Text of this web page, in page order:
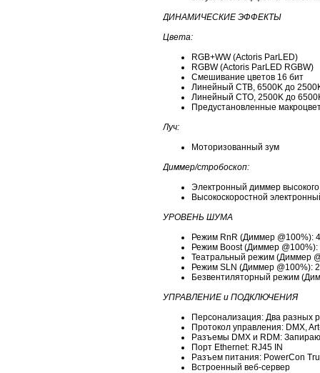
ДИНАМИЧЕСКИЕ ЭФФЕКТЫ
Цвета:
RGB+WW (Actoris ParLED)
RGBW (Actoris ParLED RGBW)
Смешивание цветов 16 бит
Линейный CTB, 6500K до
Линейный CTO, 2500K до
Предустановленные
Луч:
Моторизованный зум
Диммер/стробоскоп:
Электронный диммер
Высокоскоростной
УРОВЕНЬ ШУМА
Режим RnR (Диммер @100%):
Режим Boost (Диммер
Театральный режим (Диммер
Режим SLN (Диммер @100%):
Безвентиляторный режим
УПРАВЛЕНИЕ и ПОДКЛЮЧЕНИЯ
Персонализация: Два разных
Протокол управления: DMX,
Разъемы DMX и RDM:
Порт Ethernet: RJ45 IN
Разъем питания: PowerCon
Встроенный веб-сервер